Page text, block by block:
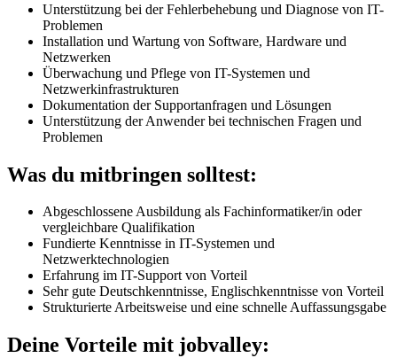
Unterstützung bei der Fehlerbehebung und Diagnose von IT-
Problemen
Installation und Wartung von Software, Hardware und
Netzwerken
Überwachung und Pflege von IT-Systemen und
Netzwerkinfrastrukturen
Dokumentation der Supportanfragen und Lösungen
Unterstützung der Anwender bei technischen Fragen und
Problemen
Was du mitbringen solltest:
Abgeschlossene Ausbildung als Fachinformatiker/in oder
vergleichbare Qualifikation
Fundierte Kenntnisse in IT-Systemen und
Netzwerktechnologien
Erfahrung im IT-Support von Vorteil
Sehr gute Deutschkenntnisse, Englischkenntnisse von Vorteil
Strukturierte Arbeitsweise und eine schnelle Auffassungsgabe
Deine Vorteile mit jobvalley: